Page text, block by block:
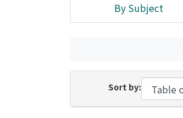
By Subject
Sort by: